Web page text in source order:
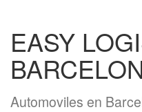
EASY
Automoviles en